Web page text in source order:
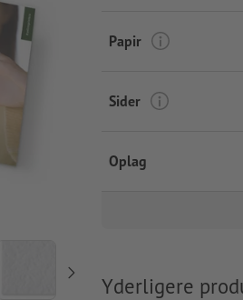
Papir
Sider
Oplag
Yderligere